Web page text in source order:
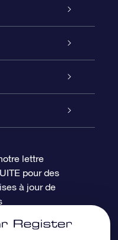
lettre
pour des
à jour de